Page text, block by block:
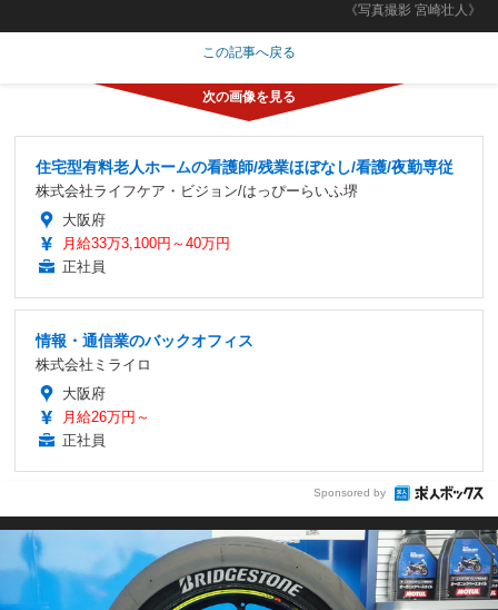
《写真撮影 宮崎壮人》
この記事へ戻る
住宅型有料老人ホームの看護師/残業ほぼなし/看護/夜勤専従
株式会社ライフケア・ビジョン/はっぴーらいふ堺
大阪府
月給33万3,100円～40万円
正社員
情報・通信業のバックオフィス
株式会社ミライロ
大阪府
月給26万円～
正社員
Sponsored by